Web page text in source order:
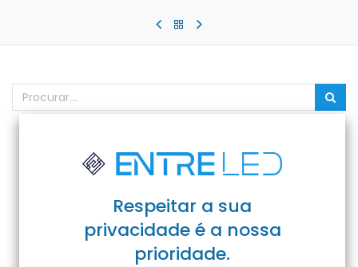
Respeitar a sua
privacidade é a nossa
prioridade.